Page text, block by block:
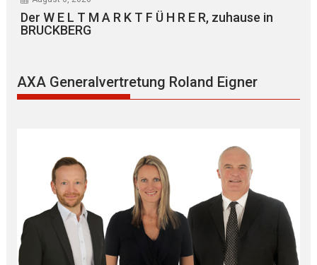
Der W E L T M A R K T F Ü H R E R, zuhause in
BRUCKBERG
AXA Generalvertretung Roland Eigner